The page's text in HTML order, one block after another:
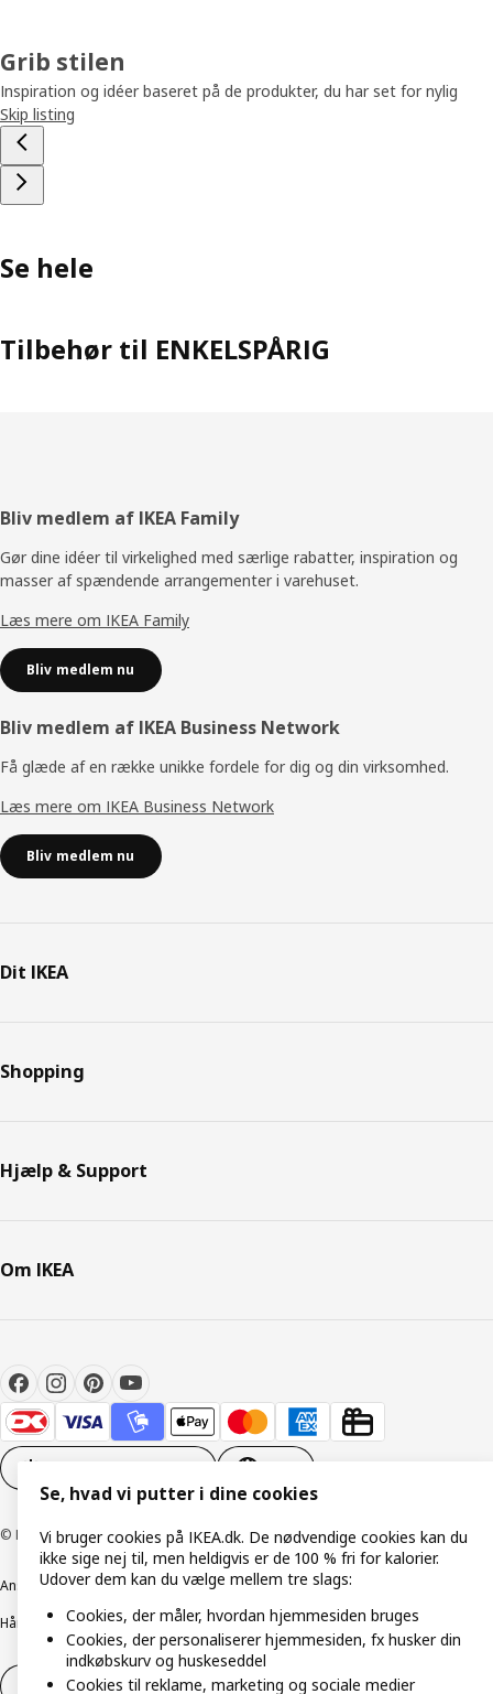
Grib stilen
Inspiration og idéer baseret på de produkter, du har set for nylig
Skip listing
Se hele
Tilbehør til ENKELSPÅRIG
Footer
Bliv medlem af IKEA Family
Gør dine idéer til virkelighed med særlige rabatter, inspiration og
masser af spændende arrangementer i varehuset.
Læs mere om IKEA Family
Bliv medlem nu
Bliv medlem af IKEA Business Network
Få glæde af en række unikke fordele for dig og din virksomhed.
Læs mere om IKEA Business Network
Bliv medlem nu
Dit IKEA
Shopping
Hjælp & Support
Om IKEA
© Inter IKEA Systems B.V. 1999-2026
Ansvarlig rapporteringCookiepolitik Digital tilgængelighed
Håndtering af persondataSalgs- og leveringsbetingelser
Fortryd dit køb Fortryd dit køb af service
Se, hvad vi putter i dine cookies
Vi bruger cookies på IKEA.dk. De nødvendige cookies kan du
ikke sige nej til, men heldigvis er de 100 % fri for kalorier.
Udover dem kan du vælge mellem tre slags:
Cookies, der måler, hvordan hjemmesiden bruges
Cookies, der personaliserer hjemmesiden, fx husker din
indkøbskurv og huskeseddel
Cookies til reklame, marketing og sociale medier